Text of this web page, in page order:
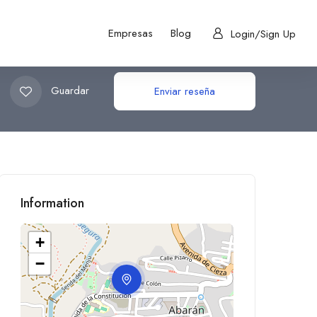
Empresas Blog Login/Sign Up
Guardar Enviar reseña
Information
+
−